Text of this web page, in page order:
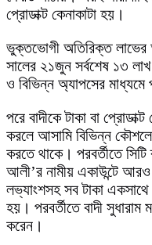
প্রোডাক্ট কেনাকাটা হয়।
ভুক্তভোগী অতিরিক্ত
সালের ২১জুন সর্বশেষ ১৩
ও বিভিন্ন অ্যাপসের মাধ্যমে
পরে বাদীকে টাকা বা
করলে আসামি বিভিন্ন
করতে থাকে। পরবর্তীতে সিটি
আলী’র নামীয় একাউন্টে আরও
লভ্যাংশসহ সব টাকা একসাথে
হয়। পরবর্তীতে বাদী সুধারাম
করেন।